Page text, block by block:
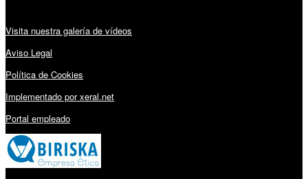
Visita nuestra galería de vídeos
Aviso Legal
Política de Cookies
Implementado por xeral.net
Portal empleado